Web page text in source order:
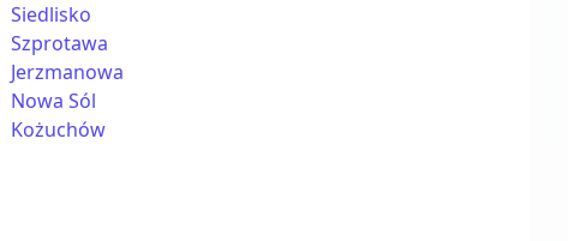
Siedlisko
Szprotawa
Jerzmanowa
Nowa Sól
Kożuchów